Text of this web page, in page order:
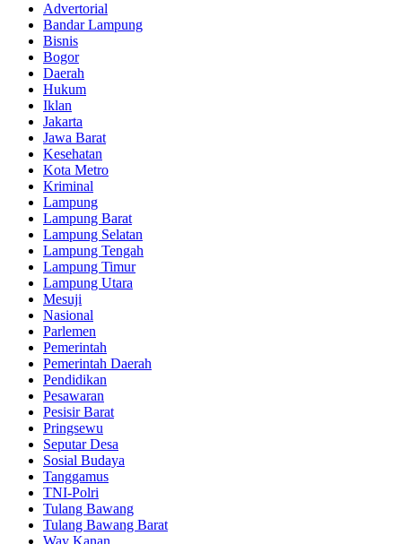
Advertorial
Bandar Lampung
Bisnis
Bogor
Daerah
Hukum
Iklan
Jakarta
Jawa Barat
Kesehatan
Kota Metro
Kriminal
Lampung
Lampung Barat
Lampung Selatan
Lampung Tengah
Lampung Timur
Lampung Utara
Mesuji
Nasional
Parlemen
Pemerintah
Pemerintah Daerah
Pendidikan
Pesawaran
Pesisir Barat
Pringsewu
Seputar Desa
Sosial Budaya
Tanggamus
TNI-Polri
Tulang Bawang
Tulang Bawang Barat